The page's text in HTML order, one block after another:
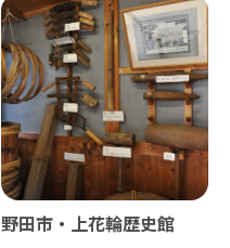
野田市・上花輪歴史館